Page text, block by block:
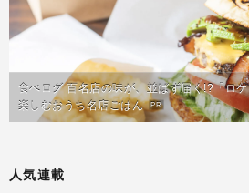
食べログ 百名店の味が、並ばず届く!?「ロ
楽しむおうち名店ごはん PR
人気連載